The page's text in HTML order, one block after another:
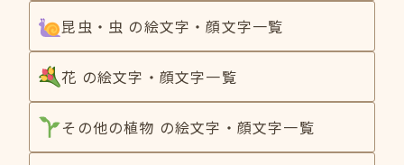
昆虫・虫 の絵文字・顔文字一覧
花 の絵文字・顔文字一覧
その他の植物 の絵文字・顔文字一覧